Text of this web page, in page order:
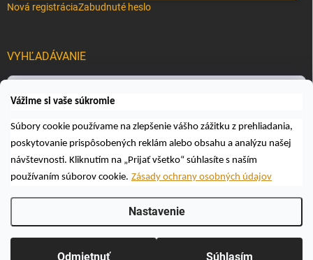
Vážime si vaše súkromie
Súbory cookie používame na zlepšenie vášho zážitku z prehliadania,
poskytovanie prispôsobených reklám alebo obsahu a analýzu našej
návštevnosti. Kliknutím na „Prijať všetko“ súhlasíte s naším
používaním súborov cookie. Zásady ochrany osobných údajov
Nastavenie
Odmietnuť Súhlasím
Nová registráciaZabudnuté heslo
VYHĽADÁVANIE
Vytvoril Shoptet
Všetky práva vyhradené.Upraviť nastavenie cookies